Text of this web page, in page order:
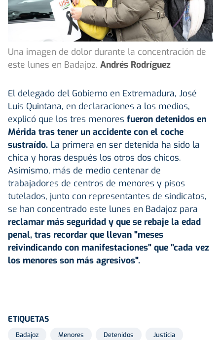
Una imagen de dolor durante la concentración de
este lunes en Badajoz. Andrés Rodríguez
El delegado del Gobierno en Extremadura, José
Luis Quintana, en declaraciones a los medios,
explicó que los tres menores fueron detenidos en
Mérida tras tener un accidente con el coche
sustraído. La primera en ser detenida ha sido la
chica y horas después los otros dos chicos.
Asimismo, más de medio centenar de
trabajadores de centros de menores y pisos
tutelados, junto con representantes de sindicatos,
se han concentrado este lunes en Badajoz para
reclamar más seguridad y que se rebaje la edad
penal, tras recordar que llevan "meses
reivindicando con manifestaciones" que "cada vez
los menores son más agresivos".
ETIQUETAS
Badajoz Menores Detenidos Justicia